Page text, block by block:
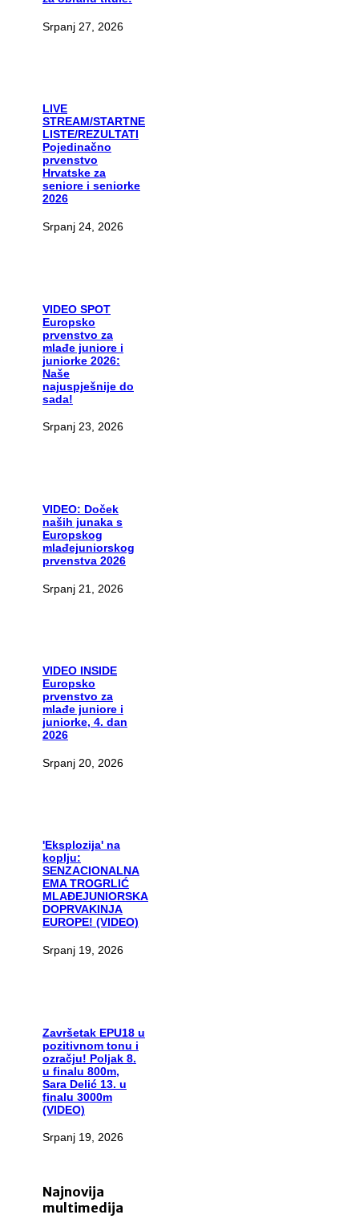
Srpanj 27, 2026
LIVE
STREAM/STARTNE
LISTE/REZULTATI
Pojedinačno
prvenstvo
Hrvatske za
seniore i seniorke
2026
Srpanj 24, 2026
VIDEO SPOT
Europsko
prvenstvo za
mlađe juniore i
juniorke 2026:
Naše
najuspješnije do
sada!
Srpanj 23, 2026
VIDEO: Doček
naših junaka s
Europskog
mlađejuniorskog
prvenstva 2026
Srpanj 21, 2026
VIDEO INSIDE
Europsko
prvenstvo za
mlađe juniore i
juniorke, 4. dan
2026
Srpanj 20, 2026
'Eksplozija' na
koplju:
SENZACIONALNA
EMA TROGRLIĆ
MLAĐEJUNIORSKA
DOPRVAKINJA
EUROPE! (VIDEO)
Srpanj 19, 2026
Završetak EPU18 u
pozitivnom tonu i
ozračju! Poljak 8.
u finalu 800m,
Sara Delić 13. u
finalu 3000m
(VIDEO)
Srpanj 19, 2026
Najnovija
multimedija